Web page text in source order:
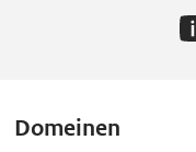
Domeinen